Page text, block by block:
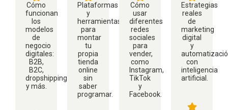
Cómo
funcionan
los
modelos
de
negocio
digitales:
B2B,
B2C,
dropshipping
y más.
Plataformas
y
herramientas
para
montar
tu
propia
tienda
online
sin
saber
programar.
Cómo
usar
diferentes
redes
sociales
para
vender,
como
Instagram,
TikTok
y
Facebook.
Estrategias
reales
de
marketing
digital
y
con
inteligencia
artificial.